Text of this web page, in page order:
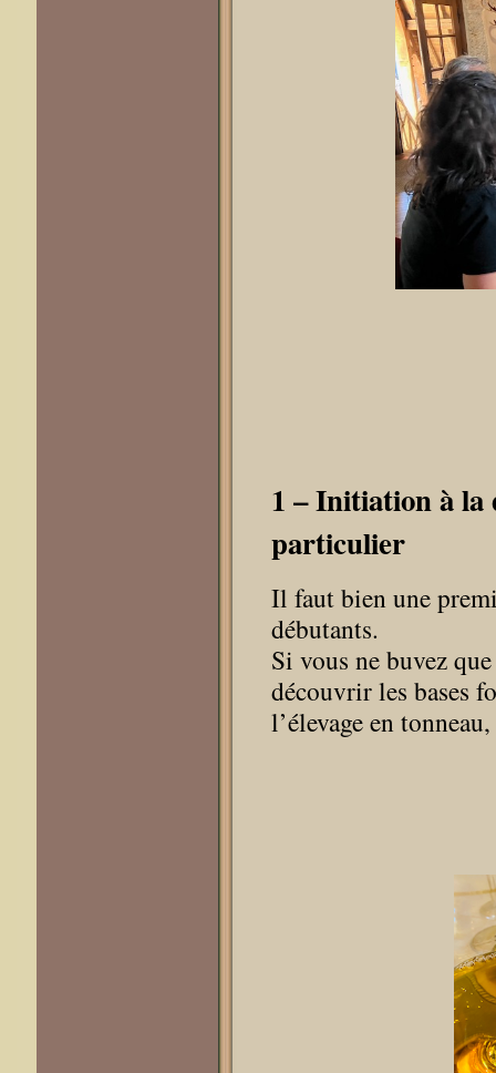
1 – Initiation à la
particulier
Il faut bien une
débutants.
Si vous ne buvez
découvrir les bases
l’élevage en